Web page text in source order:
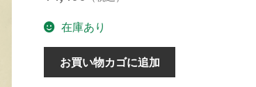
在庫あり
"mu"
first
お買い物カゴに追加